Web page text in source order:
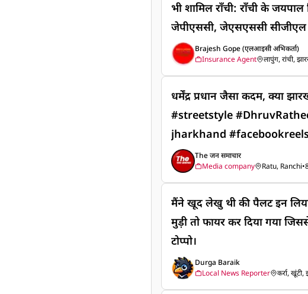
भी शामिल राँची: राँची के जयपाल सिंह मुंडा स्टेडियम में
जेपीएससी, जेएसएससी सीजीएल
गातार धरने पर बैठ हैं छात्र जो
नैतिक विचार समर्थन कर रहा आज
ने भी सिग्नेचर अभियान भाग ले
छात्रों और अभिभावक युवाओं
पदाशीन सरकार यदि आप भी इस
चाहते है तो इस मुहिम साथ
Brajesh Gope (एलआइसी अभिकर्ता)
Insurance Agent
लापुंग, रांची,
धर्मेंद्र प्रधान जैसा कदम, क्या
#streetstyle
jharkhand #facebookreels धर्मेंद्र प्रधान जैसा कद
म, क्या झारखंड में भी उठेगा?
hruvRathee
The जन समाचार
Media company
Ratu, Ranchi•
मैंने खूद लेखु थी की पैलट इन
मुड़ी तो फायर कर दिया गया
टोप्पो।
Durga Baraik
Local News Reporter
कर्रा,